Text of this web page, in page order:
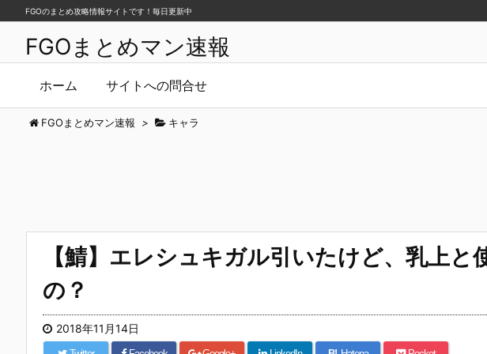
FGOまとめマン速報
ホーム サイトへの問合せ
FGOのまとめ攻略情報サイトです！毎日更新中
FGOまとめマン速報 > キャラ
【鯖】エレシュキガル引いたけど、乳上と
の？
2018年11月14日